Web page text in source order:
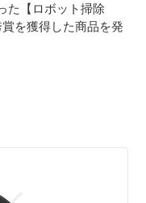
た【ロボット掃除
を獲得した商品を発